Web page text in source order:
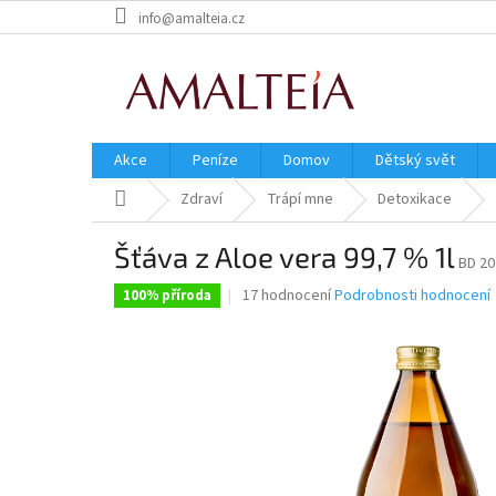
na
info@amalteia.cz
Akce Peníze Domov Dětský svět
Domů Zdraví Trápí mne Detoxikace
Šťáva z Aloe vera 99,7 % 1lBD 20
100% příroda
Průměrné
17 hodnoceníPodrobnosti hodnocení